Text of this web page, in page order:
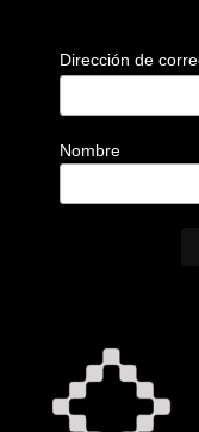
Dirección de
Nombre